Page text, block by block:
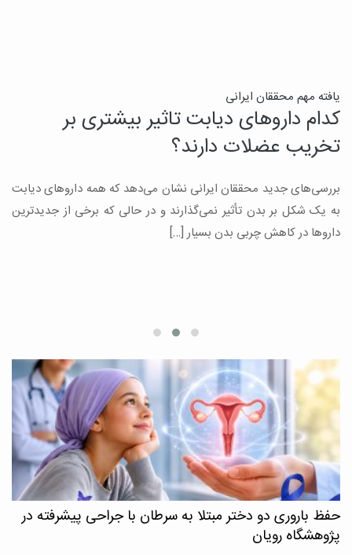
یافته مهم محققان ایرانی
کدام داروهای دیابت تاثیر بیشتری بر
تخریب عضلات دارند؟
بررسی‌های جدید محققان ایرانی نشان می‌دهد که همه داروهای دیابت
به یک شکل بر بدن تأثیر نمی‌گذارند و در حالی که برخی از جدیدترین
داروها در کاهش چربی بدن بسیار […]
حفظ باروری دو دختر مبتلا به سرطان با جراحی پیشرفته در
پژوهشگاه رویان